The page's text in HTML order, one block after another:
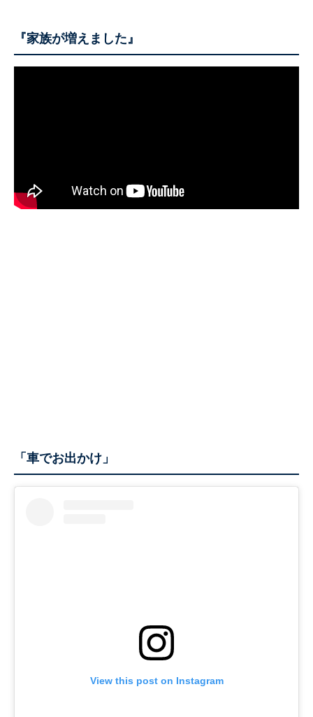
『家族が増えました』
「車でお出かけ」
View this post on Instagram